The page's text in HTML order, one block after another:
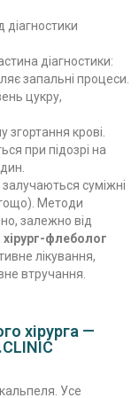
діагностики:
запальні процеси.
цукру,
згортання крові.
при підозрі на
суміжні
тощо). Методи
залежно від
хірург-флеболог
лікування,
втручання.
хірурга —
Усе